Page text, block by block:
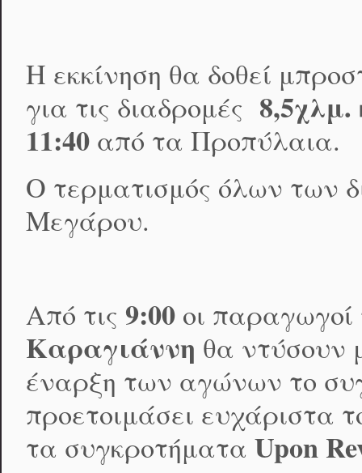
Η εκκίνηση θα δοθεί
για τις διαδρομές 8,5χλμ.
11:40 από τα Προπύλαια.
Ο τερματισμός όλων των
Μεγάρου.
Από τις 9:00 οι παραγωγοί
Καραγιάννη θα ντύσουν
έναρξη των αγώνων το
προετοιμάσει ευχάριστα
τα συγκροτήματα Upon